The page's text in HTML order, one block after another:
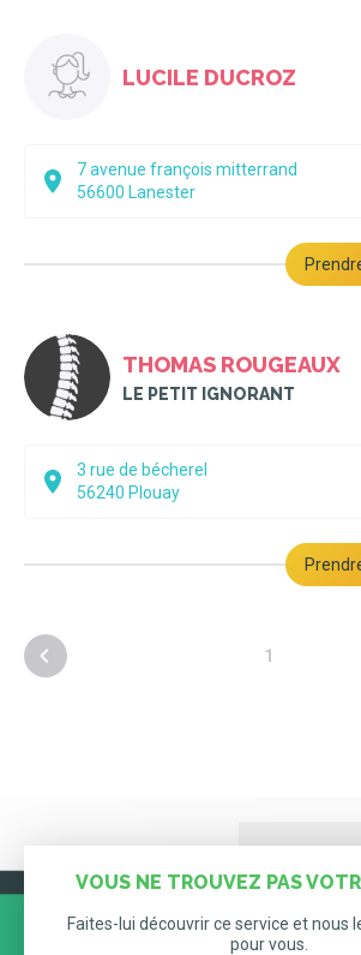
LUCILE DUCROZ
7 avenue françois mitterrand
56600 Lanester
THOMAS ROUGEAUX
LE PETIT IGNORANT
3 rue de bécherel
56240 Plouay
1
VOUS NE TROUVEZ PAS
Faites-lui découvrir ce service et nous
pour vous.